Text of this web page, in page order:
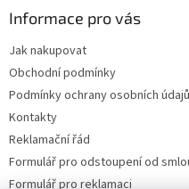
Informace pro vás
Jak nakupovat
Obchodní podmínky
Podmínky ochrany osobních údajů
Kontakty
Reklamační řád
Formulář pro odstoupení od
Formulář pro reklamaci